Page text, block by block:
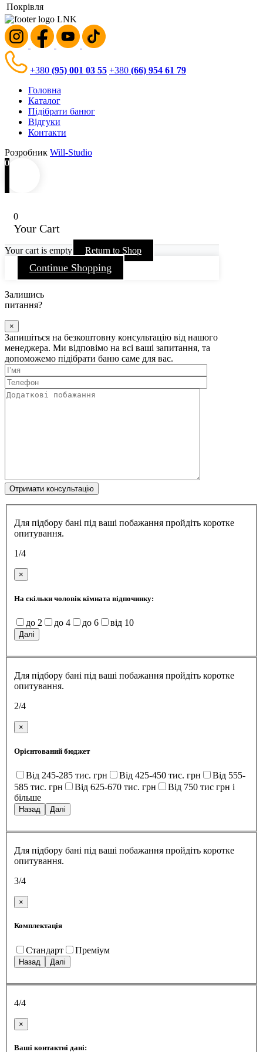
Покрівля
+380 (95) 001 03 55 +380 (66) 954 61 79
Головна
Каталог
Підібрати банюг
Відгуки
Контакти
Розробник Will-Studio
0
0
Your Cart
Your cart is empty Return to Shop
Continue Shopping
Залишись
питання?
×
Запишіться на безкоштовну консультацію від нашого
менеджера. Ми відповімо на всі ваші запитання, та
допоможемо підібрати баню саме для вас.
Для підбору бані під ваші побажання пройдіть коротке
опитування.
1/4
×
На скільки чоловік кімната відпочинку:
до 2 до 4 до 6 від 10
Далі
Для підбору бані під ваші побажання пройдіть коротке
опитування.
2/4
×
Орієнтований бюджет
Від 245-285 тис. грн Від 425-450 тис. грн
Від 555-
585 тис. грн
Від 625-670 тис. грн
Від 750 тис грн і
більше
Назад Далі
Для підбору бані під ваші побажання пройдіть коротке
опитування.
3/4
×
Комплектація
Стандарт Преміум
Назад Далі
4/4
×
Ваші контактні дані: